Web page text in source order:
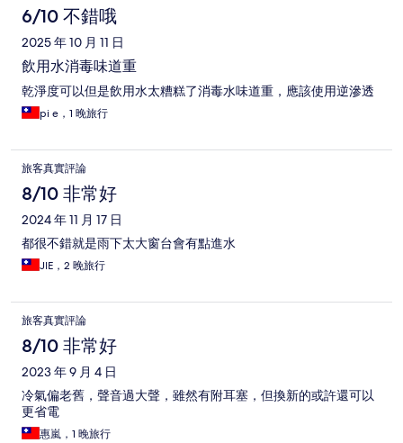
6/10 不錯哦
2025 年 10 月 11 日
飲用水消毒味道重
乾淨度可以但是飲用水太糟糕了消毒水味道重，應該使用逆滲透
pi e，1 晚旅行
旅客真實評論
8/10 非常好
2024 年 11 月 17 日
都很不錯就是雨下太大窗台會有點進水
JIE，2 晚旅行
旅客真實評論
8/10 非常好
2023 年 9 月 4 日
冷氣偏老舊，聲音過大聲，雖然有附耳塞，但換新的或許還可以
更省電
惠嵐，1 晚旅行